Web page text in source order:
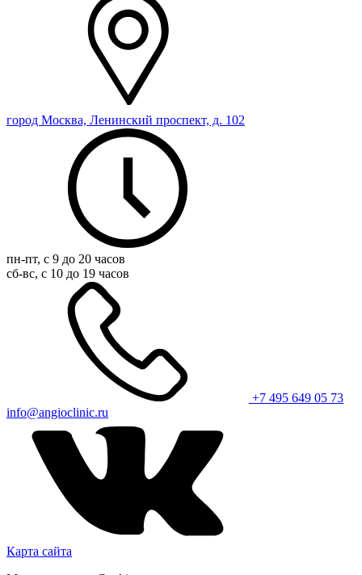
город Москва, Ленинский проспект, д. 102
пн-пт, с 9 до 20 часов
сб-вс, с 10 до 19 часов
+7 495 649 05 73
info@angioclinic.ru
Карта сайта